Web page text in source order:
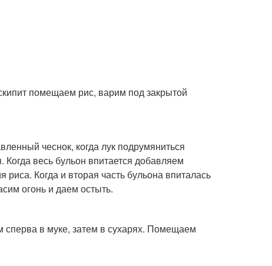
помещаем рис, варим под закрытой
чеснок, когда лук подрумяниться
весь бульон впитается добавляем
Когда и вторая часть бульона впиталась
огонь и даем остыть.
в муке, затем в сухарях. Помещаем